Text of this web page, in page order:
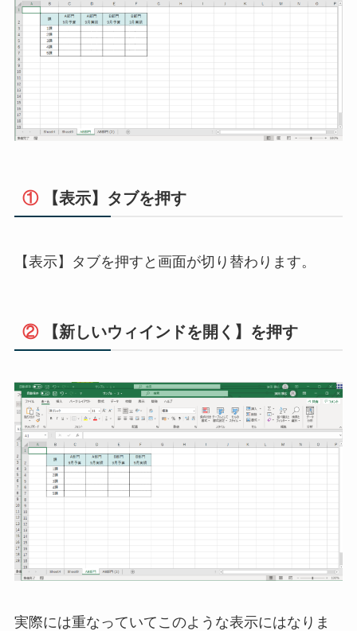
① 【表示】タブを押す
【表示】タブを押すと画面が切り替わります。
②【新しいウィインドを開く】を押す
実際には重なっていてこのような表示にはなりま